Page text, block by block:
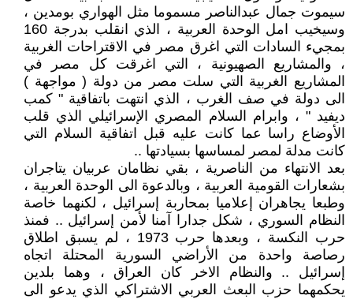
سيموت جمال عبدالناصر مسموما مثل الهواري بومدين ،
وسيخيب امل الوحدة العربية ، الذي انقلب بدرجة 160
بمجيء السادات التي اغرق مصر في الاقتراحات الغربية
، والمشاريع الصهيونية ، التي اغرقت كل مصر في
المشاريع الغربية التي سلت مصر من دولة ( مواجهة )
الى دولة في صف الغرب ، الذي انتهت باتفاقية " كمب
ديفيد " ، وابرام السلام المصري الإسرائيلي الذي قلب
الأوضاع راسا عما كانت عليه قبل اتفاقية السلام التي
كانت مدلة لمصر لمساسها بسيادتها ..
بعد الانتهاء من الناصرية ، بقي نظامان عربيان يتاجران
بشعارات القومية العربية ، وبالدعوة الى الوحدة العربية ،
وطبعا يجاهران إعلاميا بمحاربة إسرائيل ، لكنهما خاصة
النظام السوري ، شكل جدارا آمنا لأمن إسرائيل .. فمنذ
حرب النكسة ، وبعدها حرب 1973 ، لم يسبق اطلاق
رصاصة واحدة من الأراضي السورية المحتلة اتجاه
إسرائيل .. والنظام الاخر كان العراق ، وهما بلدين
يحكمهما حزب البعث العربي الاشتراكي الذي يدعو الى